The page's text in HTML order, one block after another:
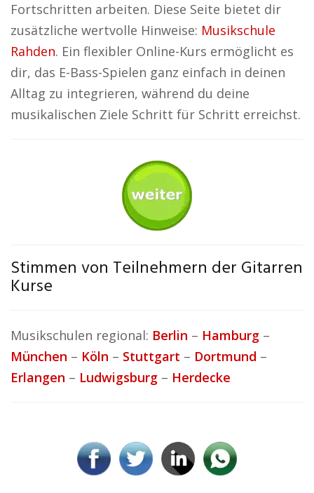
Fortschritten arbeiten. Diese Seite bietet dir
zusätzliche wertvolle Hinweise: Musikschule
Rahden. Ein flexibler Online-Kurs ermöglicht es
dir, das E-Bass-Spielen ganz einfach in deinen
Alltag zu integrieren, während du deine
musikalischen Ziele Schritt für Schritt erreichst.
Stimmen von Teilnehmern der Gitarren
Kurse
Musikschulen regional: Berlin – Hamburg –
München – Köln – Stuttgart – Dortmund –
Erlangen – Ludwigsburg – Herdecke